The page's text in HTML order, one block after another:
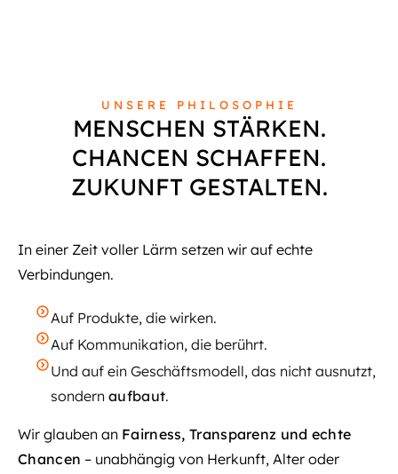
UNSERE PHILOSOPHIE
MENSCHEN STÄRKEN.
CHANCEN SCHAFFEN.
ZUKUNFT GESTALTEN.
In einer Zeit voller Lärm setzen wir auf echte
Verbindungen.
Auf Produkte, die wirken.
Auf Kommunikation, die berührt.
Und auf ein Geschäftsmodell, das nicht ausnutzt,
sondern aufbaut.
Wir glauben an Fairness, Transparenz und echte
Chancen– unabhängig von Herkunft, Alter oder